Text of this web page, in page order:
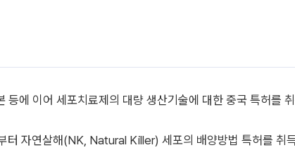
등에 이어 세포치료제의 대량 생산기술에 대한 중국 특허를
터 자연살해(NK, Natural Killer) 세포의 배양방법 특허를 취